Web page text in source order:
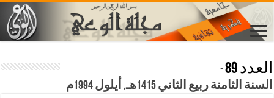
العدد 89
-
السنة الثامنة ربيع الثاني 1415هـ, أيلول 1994م